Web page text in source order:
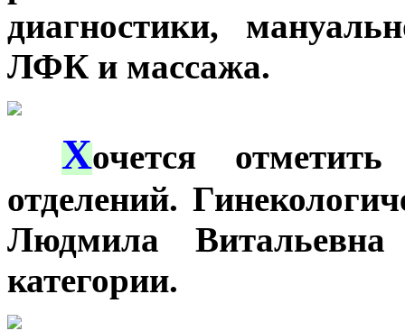
диагностики,
ЛФК и массажа.
Хочется
отделений.
Людмила Витальевна
категории.